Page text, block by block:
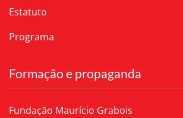
Estatuto
Programa
Formação e propaganda
Fundação Maurício Grabois